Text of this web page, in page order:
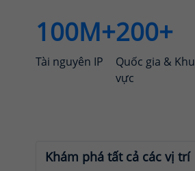
100M+
Tài nguyên IP
200+
Quốc gia & Khu
vực
Khám phá tất cả các vị trí